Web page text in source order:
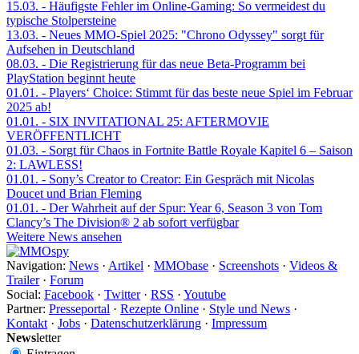
15.03. - Häufigste Fehler im Online-Gaming: So vermeidest du
typische Stolpersteine
13.03. - Neues MMO-Spiel 2025: "Chrono Odyssey" sorgt für
Aufsehen in Deutschland
08.03. - Die Registrierung für das neue Beta-Programm bei
PlayStation beginnt heute
01.01. - Players‘ Choice: Stimmt für das beste neue Spiel im Februar
2025 ab!
01.01. - SIX INVITATIONAL 25: AFTERMOVIE
VERÖFFENTLICHT
01.03. - Sorgt für Chaos in Fortnite Battle Royale Kapitel 6 – Saison
2: LAWLESS!
01.01. - Sony’s Creator to Creator: Ein Gespräch mit Nicolas
Doucet und Brian Fleming
01.01. - Der Wahrheit auf der Spur: Year 6, Season 3 von Tom
Clancy’s The Division® 2 ab sofort verfügbar
Weitere News ansehen
Navigation: News · Artikel · MMObase · Screenshots · Videos &
Trailer· Forum
Social: Facebook · Twitter· RSS · Youtube
Partner: Presseportal · Rezepte Online · Style und News ·
Kontakt · Jobs · Datenschutzerklärung · Impressum
Newsletter